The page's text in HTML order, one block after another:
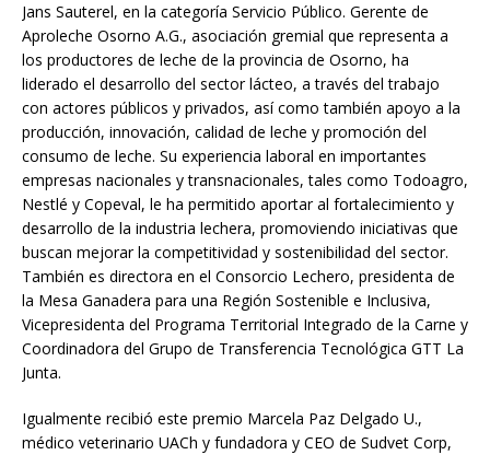
Jans Sauterel, en la categoría Servicio Público. Gerente de
Aproleche Osorno A.G., asociación gremial que representa a
los productores de leche de la provincia de Osorno, ha
liderado el desarrollo del sector lácteo, a través del trabajo
con actores públicos y privados, así como también apoyo a la
producción, innovación, calidad de leche y promoción del
consumo de leche. Su experiencia laboral en importantes
empresas nacionales y transnacionales, tales como Todoagro,
Nestlé y Copeval, le ha permitido aportar al fortalecimiento y
desarrollo de la industria lechera, promoviendo iniciativas que
buscan mejorar la competitividad y sostenibilidad del sector.
También es directora en el Consorcio Lechero, presidenta de
la Mesa Ganadera para una Región Sostenible e Inclusiva,
Vicepresidenta del Programa Territorial Integrado de la Carne y
Coordinadora del Grupo de Transferencia Tecnológica GTT La
Junta.
Igualmente recibió este premio Marcela Paz Delgado U.,
médico veterinario UACh y fundadora y CEO de Sudvet Corp,